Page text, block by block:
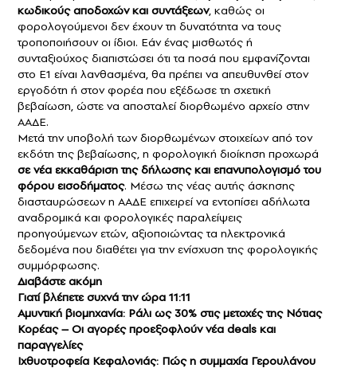
κωδικούς αποδοχών και συντάξεων, καθώς οι
φορολογούμενοι δεν έχουν τη δυνατότητα να τους
τροποποιήσουν οι ίδιοι. Εάν ένας μισθωτός ή
συνταξιούχος διαπιστώσει ότι τα ποσά που εμφανίζονται
στο Ε1 είναι λανθασμένα, θα πρέπει να απευθυνθεί στον
εργοδότη ή στον φορέα που εξέδωσε τη σχετική
βεβαίωση, ώστε να αποσταλεί διορθωμένο αρχείο στην
ΑΑΔΕ.
Μετά την υποβολή των διορθωμένων στοιχείων από τον
εκδότη της βεβαίωσης, η φορολογική διοίκηση προχωρά
σε νέα εκκαθάριση της δήλωσης και επανυπολογισμό του
φόρου εισοδήματος. Μέσω της νέας αυτής άσκησης
διασταυρώσεων η ΑΑΔΕ επιχειρεί να εντοπίσει αδήλωτα
αναδρομικά και φορολογικές παραλείψεις
προηγούμενων ετών, αξιοποιώντας τα ηλεκτρονικά
δεδομένα που διαθέτει για την ενίσχυση της φορολογικής
συμμόρφωσης.
Διαβάστε ακόμη
Γιατί βλέπετε συχνά την ώρα 11:11
Αμυντική βιομηχανία: Ράλι ως 30% στις μετοχές της Νότιας
Κορέας – Οι αγορές προεξοφλούν νέα deals και
παραγγελίες
Ιχθυοτροφεία Κεφαλονιάς: Πώς η συμμαχία Γερουλάνου